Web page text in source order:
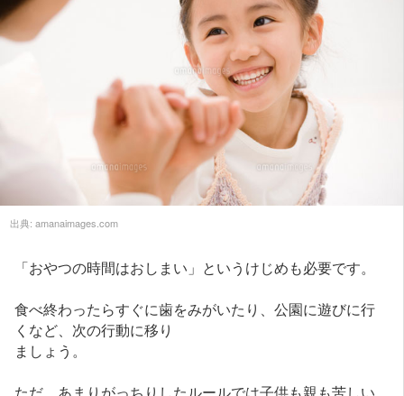
出典: amanaimages.com
「おやつの時間はおしまい」というけじめも必要です。
食べ終わったらすぐに歯をみがいたり、公園に遊びに行
くなど、次の行動に移り
ましょう。
ただ、あまりがっちりしたルールでは子供も親も苦しい